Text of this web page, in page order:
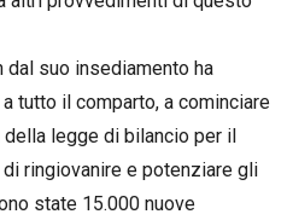
dal suo insediamento ha
tutto il comparto, a cominciare
legge di bilancio per il
ringiovanire e potenziare gli
state 15.000 nuove